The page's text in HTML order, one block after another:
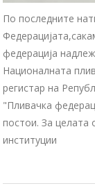
По последните
федерација
Националната
регистар на
"Пливачка
постои. За целата
институции